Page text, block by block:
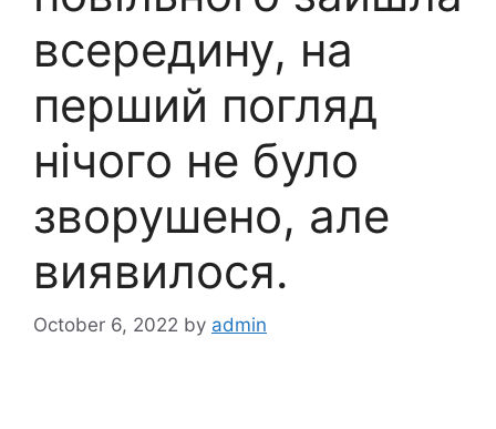
всередину, на
перший погляд
нічого не було
зворушено, але
виявилося.
October 6, 2022 by admin